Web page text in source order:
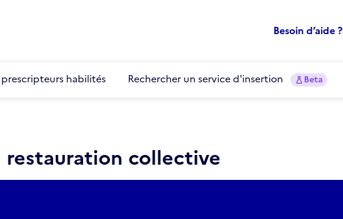
Besoin d’aide ?
habilités Rechercher un service d'insertion Beta
restauration collective